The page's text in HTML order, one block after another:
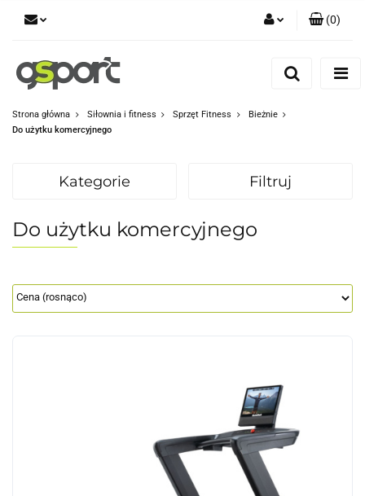
Dodaj zgłoszenie
(0)
Strona główna Siłownia i fitness Sprzęt Fitness
Bieżnie
Do użytku komercyjnego
Kategorie Filtruj
Do użytku komercyjnego